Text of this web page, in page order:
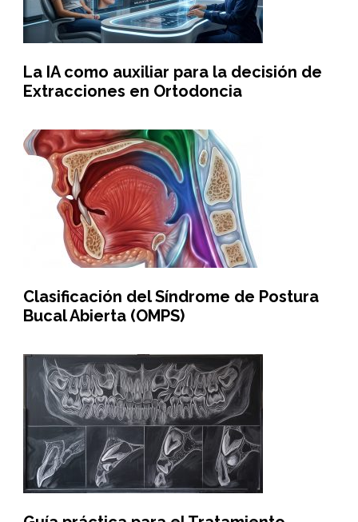
La IA como auxiliar para la decisión de
Extracciones en Ortodoncia
Clasificación del Síndrome de Postura
Bucal Abierta (OMPS)